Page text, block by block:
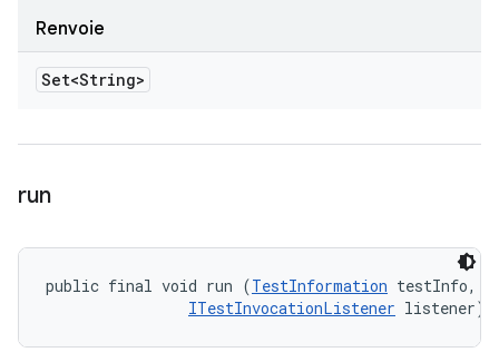
Renvoie
Set<String>
run
public final void run (TestInformation testInfo,
ITestInvocationListener listener)